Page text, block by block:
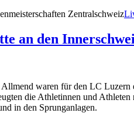
Zentralschweiz
an den
waren für den LC
die Athletinnen und Athleten
in den Sprunganlagen.